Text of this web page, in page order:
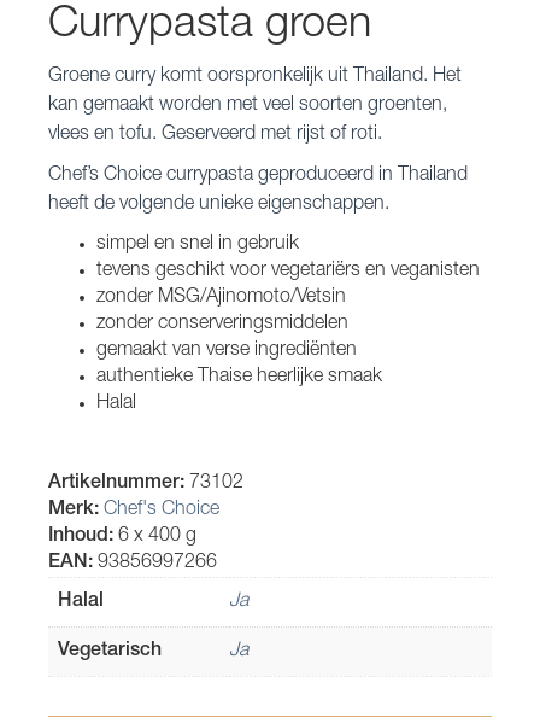
Currypasta groen
Groene curry komt oorspronkelijk uit Thailand. Het
kan gemaakt worden met veel soorten groenten,
vlees en tofu. Geserveerd met rijst of roti.
Chef’s Choice currypasta geproduceerd in Thailand
heeft de volgende unieke eigenschappen.
simpel en snel in gebruik
tevens geschikt voor vegetariërs en veganisten
zonder MSG/Ajinomoto/Vetsin
zonder conserveringsmiddelen
gemaakt van verse ingrediënten
authentieke Thaise heerlijke smaak
Halal
Artikelnummer: 73102
Merk: Chef's Choice
Inhoud: 6 x 400 g
EAN: 93856997266
Halal
Ja
Vegetarisch Ja